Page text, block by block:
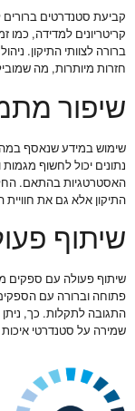
קביעת סטנדרטים
קריטריונים למדידה,
ברורה לצוותי התיקון.
חזרות מיותרות, מה
שיפור
שימוש במידע שנאסף
נתונים יכול לחשוף
האסטרטגיות בהתאם.
התיקון אלא גם את
שיתוף
שיתוף פעולה עם ספקים
פתוחה וברורה עם הספקים
התגובה לתקלות. כך,
שמירה על סטנדרטי איכות